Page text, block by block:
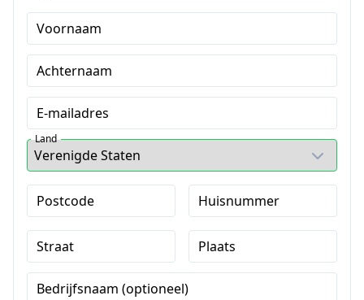
Voornaam
Achternaam
E-mailadres
Land
Postcode Huisnummer
Straat Plaats
Bedrijfsnaam (optioneel)